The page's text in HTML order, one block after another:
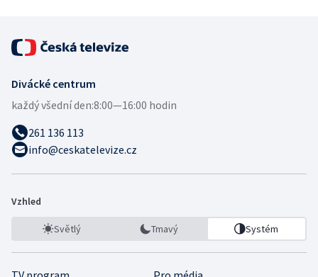
Divácké centrum
každý všední den:8:00—16:00 hodin
261 136 113
info@ceskatelevize.cz
Vzhled
Světlý Tmavý Systém